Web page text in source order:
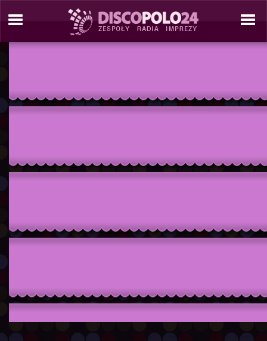
./tresc/zespol_informacje.php./include/site_tools/